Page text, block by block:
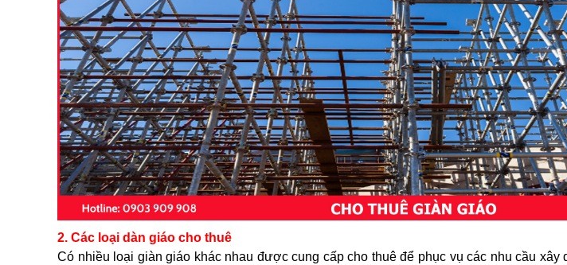
2. Các loại dàn giáo cho thuê
Có nhiều loại giàn giáo khác nhau được cung cấp cho thuê để phục vụ các nhu cầu